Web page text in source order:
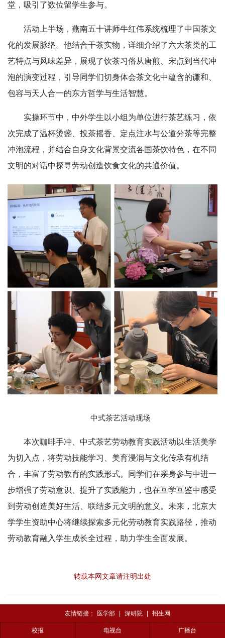
堂，吸引了数位留学生参与。
活动上半场，燕南五十讲师牛红伟系统梳理了中国茶文
化的发展脉络。他结合干茶实物，详细介绍了六大茶类的工
艺特点与风味差异，展现了饮茶习俗从唐煎、宋点到当代冲
泡的演变过程，引导同学们切身体会茶文化中蕴含的谦和、
包容与天人合一的东方哲学与生活智慧。
实操环节中，中外学生以小组为单位进行茶艺练习，依
次完成了温杯烫盏、投茶摇香、定点注水与公道分茶等完整
冲泡流程，并结合自身文化背景交流各国茶饮特色，在不同
文明的对话中探寻劳动创造饮食文化的共通价值。
中式茶艺活动现场
本次咖啡手冲、中式茶艺劳动教育实践活动以生活美学
为切入点，将劳动技能学习、美育浸润与文化传承有机结
合，丰富了劳动教育的实践形式。同学们在亲身参与中进一
步增强了劳动意识、提升了实践能力，也在互学互鉴中感受
到劳动创造美好生活、联结多元文明的意义。未来，北京大
学学生资助中心将继续探索多元化劳动教育实践路径，推动
劳动教育融入学生成长全过程，助力学生全面发展。
转载本网文章请注明出处
友情链接： 医学部 深研院 招生网
校报 电视台 广播台